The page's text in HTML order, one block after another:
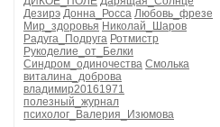
Дезирэ Донна_Росса Любовь_фрезе
Мир_здоровья Николай_Шаров
Радуга_Подруга Ротмистр
Рукоделие_от_Белки
Синдром_одиночества Смолька
виталина_доброва
владимир20161971
полезный_журнал
психолог_Валерия_Изюмова